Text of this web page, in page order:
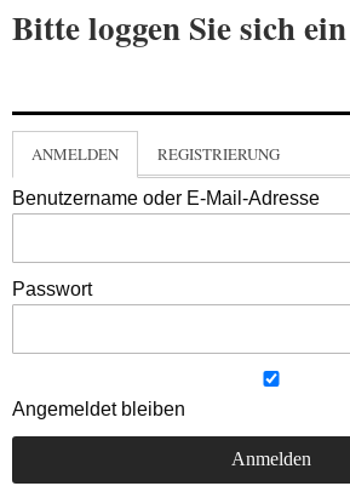
Bitte loggen Sie sich ein
ANMELDEN REGISTRIERUNG
Benutzername oder E-Mail-Adresse
Passwort
Angemeldet bleiben